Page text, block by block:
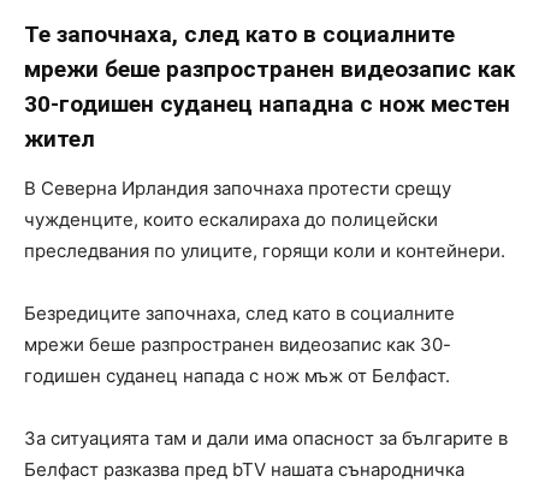
Те започнаха, след като в социалните
мрежи беше разпространен видеозапис как
30-годишен суданец нападна с нож местен
жител
В Северна Ирландия започнаха протести срещу
чужденците, които ескалираха до полицейски
преследвания по улиците, горящи коли и контейнери.
Безредиците започнаха, след като в социалните
мрежи беше разпространен видеозапис как 30-
годишен суданец напада с нож мъж от Белфаст.
За ситуацията там и дали има опасност за българите в
Белфаст разказва пред bTV нашата сънародничка